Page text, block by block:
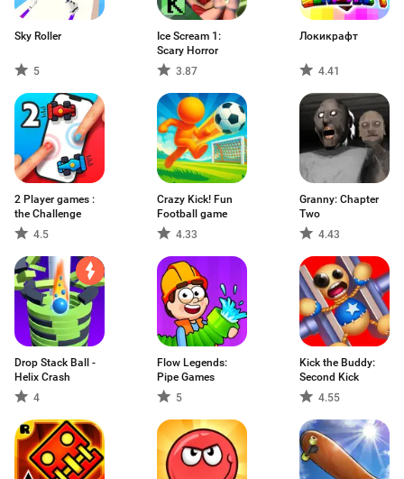
Sky Roller
5
Ice Scream 1:
Scary Horror
3.87
Локикрафт
4.41
2 Player games :
the Challenge
4.5
Crazy Kick! Fun
Football game
4.33
Granny: Chapter
Two
4.43
Drop Stack Ball -
Helix Crash
4
Flow Legends:
Pipe Games
5
Kick the Buddy:
Second Kick
4.55